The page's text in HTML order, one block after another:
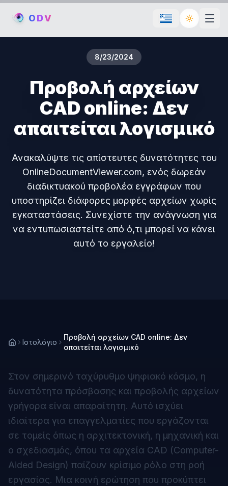
ODV Toggle
8/23/2024
Προβολή αρχείων
CAD online: Δεν
απαιτείται λογισμικό
Ανακαλύψτε τις απίστευτες δυνατότητες του
OnlineDocumentViewer.com, ενός δωρεάν
διαδικτυακού προβολέα εγγράφων που
υποστηρίζει διάφορες μορφές αρχείων χωρίς
εγκαταστάσεις. Συνεχίστε την ανάγνωση για
να εντυπωσιαστείτε από ό,τι μπορεί να κάνει
αυτό το εργαλείο!
Ιστολόγιο
Προβολή αρχείων CAD online: Δεν
απαιτείται λογισμικό
Στον σημερινό ταχύρυθμο ψηφιακό κόσμο, η
δυνατότητα πρόσβασης και προβολής αρχείων
γρήγορα είναι απαραίτητη. Αυτό ισχύει
ιδιαίτερα για επαγγελματίες που εργάζονται
σε τομείς όπως η αρχιτεκτονική, η μηχανική και
ο σχεδιασμός, όπου τα αρχεία CAD (Computer-
Aided Design) παίζουν κρίσιμο ρόλο στη ροή
εργασίας. Μια κοινή ερώτηση που προκύπτει